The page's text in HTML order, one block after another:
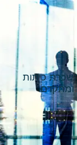
כיתות
ומתקדם